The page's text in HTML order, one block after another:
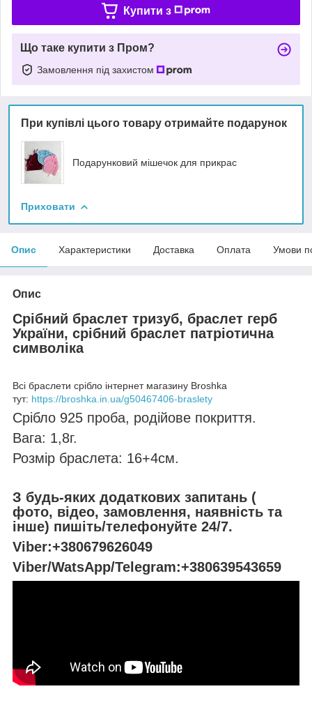
Купити з
Що таке купити з Пром?
Замовлення під захистом
При купівлі цього товару отримайте подарунок
Подарунковий мішечок для прикрас
Приховати
Опис Характеристики Доставка Оплата Умови
Опис
Срібний браслет тризуб, браслет герб
України, срібний браслет патріотична
символіка
Всі браслети срібло інтернет магазину Broshka
тут: https://broshka.in.ua/g50467406-braslety
Срібло 925 проба, родійове покриття.
Вага: 1,8г.
Розмір браслета: 16+4см.
З будь-яких додаткових запитань (
фото, відео, замовлення, наявність та
інше) пишіть/телефонуйте 24/7.
Viber:+380679626049
Viber/WatsApp/Telegram:+380639543659